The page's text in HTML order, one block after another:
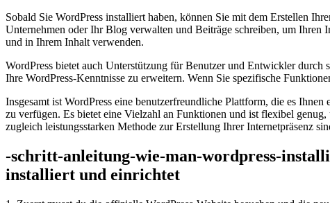
Sobald Sie WordPress ⁢installiert haben, können Sie mit dem Erstellen
Unternehmen oder Ihr Blog verwalten und Beiträge schreiben, um
und ‍in Ihrem Inhalt verwenden.
WordPress​ bietet auch Unterstützung für ​Benutzer und Entwickler
Ihre WordPress-Kenntnisse zu erweitern. Wenn Sie spezifische
Insgesamt ist‌ WordPress eine​ benutzerfreundliche Plattform, ⁣die es
zu verfügen. Es bietet eine Vielzahl an Funktionen und ist flexibel
zugleich leistungsstarken Methode zur Erstellung Ihrer Internetpräsenz
-schritt-anleitung-wie-man-wordpress-
installiert und einrichtet